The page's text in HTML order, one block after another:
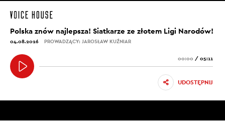
Polska znów najlepsza! Siatkarze ze złotem Ligi Narodów!
04.08.2026 PROWADZĄCY: JAROSŁAW KUŹNIAR
00:00 / 05:11
UDOSTĘPNIJ